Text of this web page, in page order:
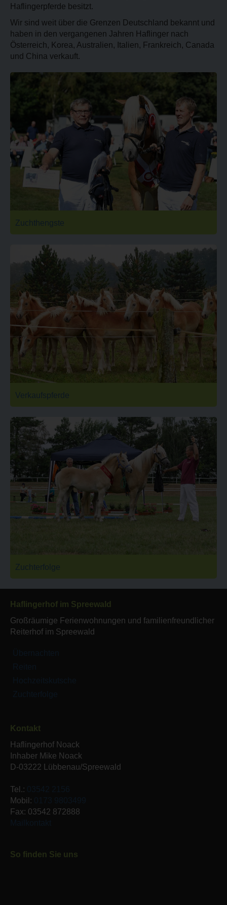
Haflingerpferde besitzt.
Wir sind weit über die Grenzen Deutschland bekannt und
haben in den vergangenen Jahren Haflinger nach
Österreich, Korea, Australien, Italien, Frankreich, Canada
und China verkauft.
Haflingerhof im Spreewald
Großräumige Ferienwohnungen und familienfreundlicher
Reiterhof im Spreewald
Kontakt
Haflingerhof Noack
Inhaber Mike Noack
D-03222 Lübbenau/Spreewald
Tel.:
Mobil:
Fax: 03542 872888
So finden Sie uns